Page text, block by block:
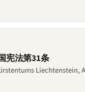
宪法第31条
Liechtenstein,